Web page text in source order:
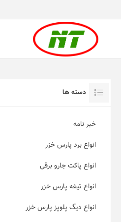
دسته ها
خبر نامه
انواع برد پارس خزر
انواع پاکت جارو برقی
انواع تیغه پارس خزر
انواع دیگ پلوپز پارس خزر